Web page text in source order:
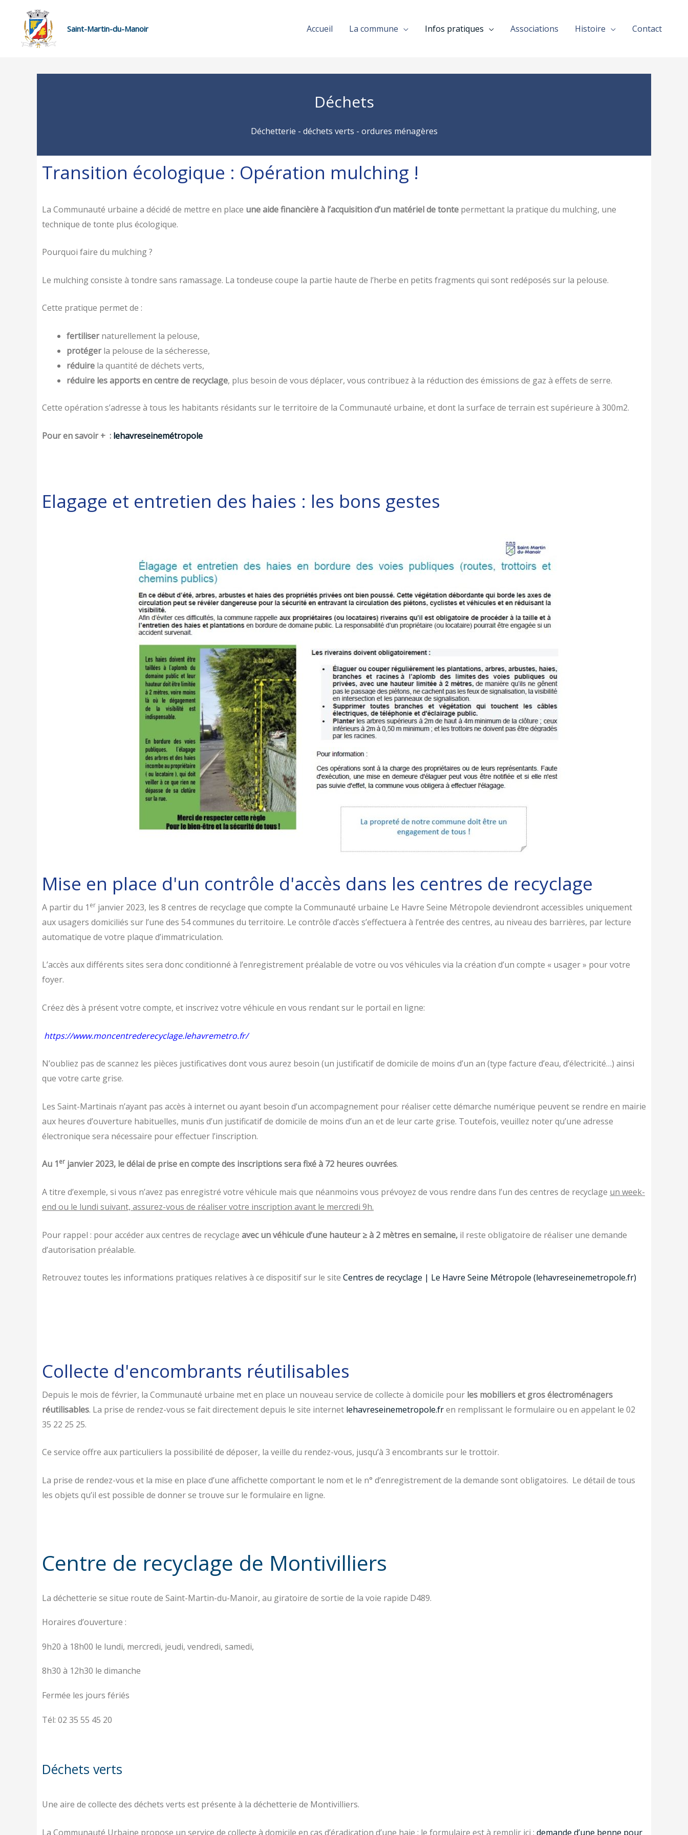
Saint-Martin-du-Manoir Accueil La commune Infos pratiques Associations Histoire Contact
Déchets
Déchetterie - déchets verts - ordures ménagères​
Transition écologique : Opération mulching !
La Communauté urbaine a décidé de mettre en place une aide financière à l’acquisition d’un matériel de tonte permettant la pratique du mulching, une
technique de tonte plus écologique.
Pourquoi faire du mulching ?
Le mulching consiste à tondre sans ramassage. La tondeuse coupe la partie haute de l’herbe en petits fragments qui sont redéposés sur la pelouse.
Cette pratique permet de :
fertilisernaturellement la pelouse,
protégerla pelouse de la sécheresse,
réduire la quantité de déchets verts,
réduire les apports en centre de recyclage, plus besoin de vous déplacer, vous contribuez à la réduction des émissions de gaz à effets de serre.
Cette opération s’adresse à tous les habitants résidants sur le territoire de la Communauté urbaine, et dont la surface de terrain est supérieure à 300m2.
Pour en savoir + : lehavreseinemétropole
Elagage et entretien des haies : les bons gestes
Mise en place d'un contrôle d'accès dans les centres de recyclage
A partir du 1 er janvier 2023, les 8 centres de recyclage que compte la Communauté urbaine Le Havre Seine Métropole deviendront accessibles uniquement
aux usagers domiciliés sur l’une des 54 communes du territoire. Le contrôle d’accès s’effectuera à l’entrée des centres, au niveau des barrières, par lecture
automatique de votre plaque d’immatriculation.
L’accès aux différents sites sera donc conditionné à l’enregistrement préalable de votre ou vos véhicules via la création d’un compte « usager » pour votre
foyer.
Créez dès à présent votre compte, et inscrivez votre véhicule en vous rendant sur le portail en ligne:
https://www.moncentrederecyclage.lehavremetro.fr/
N’oubliez pas de scannez les pièces justificatives dont vous aurez besoin (un justificatif de domicile de moins d’un an (type facture d’eau, d’électricité…) ainsi
que votre carte grise.
Les Saint-Martinais n’ayant pas accès à internet ou ayant besoin d’un accompagnement pour réaliser cette démarche numérique peuvent se rendre en mairie
aux heures d’ouverture habituelles, munis d’un justificatif de domicile de moins d’un an et de leur carte grise. Toutefois, veuillez noter qu’une adresse
électronique sera nécessaire pour effectuer l’inscription.
Au 1er janvier 2023, le délai de prise en compte des inscriptions sera fixé à 72 heures ouvrées.
A titre d’exemple, si vous n’avez pas enregistré votre véhicule mais que néanmoins vous prévoyez de vous rendre dans l’un des centres de recyclage un week-
end ou le lundi suivant, assurez-vous de réaliser votre inscription avant le mercredi 9h.
Pour rappel : pour accéder aux centres de recyclage avec un véhicule d’une hauteur ≥ à 2 mètres en semaine, il reste obligatoire de réaliser une demande
d’autorisation préalable.
Retrouvez toutes les informations pratiques relatives à ce dispositif sur le site Centres de recyclage | Le Havre Seine Métropole (lehavreseinemetropole.fr)
Collecte d'encombrants réutilisables
Depuis le mois de février, la Communauté urbaine met en place un nouveau service de collecte à domicile pour les mobiliers et gros électroménagers
réutilisables. La prise de rendez-vous se fait directement depuis le site internet lehavreseinemetropole.fren remplissant le formulaire ou en appelant le 02
35 22 25 25.
Ce service offre aux particuliers la possibilité de déposer, la veille du rendez-vous, jusqu’à 3 encombrants sur le trottoir.
La prise de rendez-vous et la mise en place d’une affichette comportant le nom et le n° d’enregistrement de la demande sont obligatoires. Le détail de tous
les objets qu’il est possible de donner se trouve sur le formulaire en ligne.
Centre de recyclage de Montivilliers
La déchetterie se situe route de Saint-Martin-du-Manoir, au giratoire de sortie de la voie rapide D489.
Horaires d’ouverture :
9h20 à 18h00 le lundi, mercredi, jeudi, vendredi, samedi,
8h30 à 12h30 le dimanche
Fermée les jours fériés
Tél: 02 35 55 45 20
Déchets verts
Une aire de collecte des déchets verts est présente à la déchetterie de Montivilliers.
La Communauté Urbaine propose un service de collecte à domicile en cas d’éradication d’une haie ; le formulaire est à remplir ici : demande d’une benne pour